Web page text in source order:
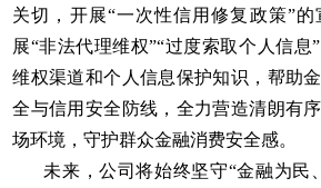
关切，开展“一次性信用修复政策”
展“非法代理维权”“过度索取个人信息
维权渠道和个人信息保护知识，帮助
全与信用安全防线，全力营造清朗有
场环境，守护群众金融消费安全感。
未来，公司将始终坚守“金融为民